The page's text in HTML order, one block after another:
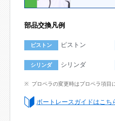
部品交換凡例
ピストン ピストン
シリンダ シリンダ
プロペラの変更時はプロペラ項目
ボートレースガイドはこち